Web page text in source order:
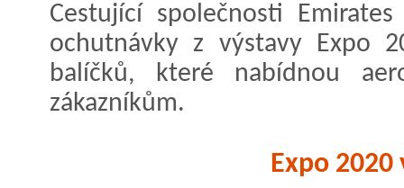
Cestující společnosti
ochutnávky z výstavy Expo
balíčků, které nabídnou
zákazníkům.
Expo 2020